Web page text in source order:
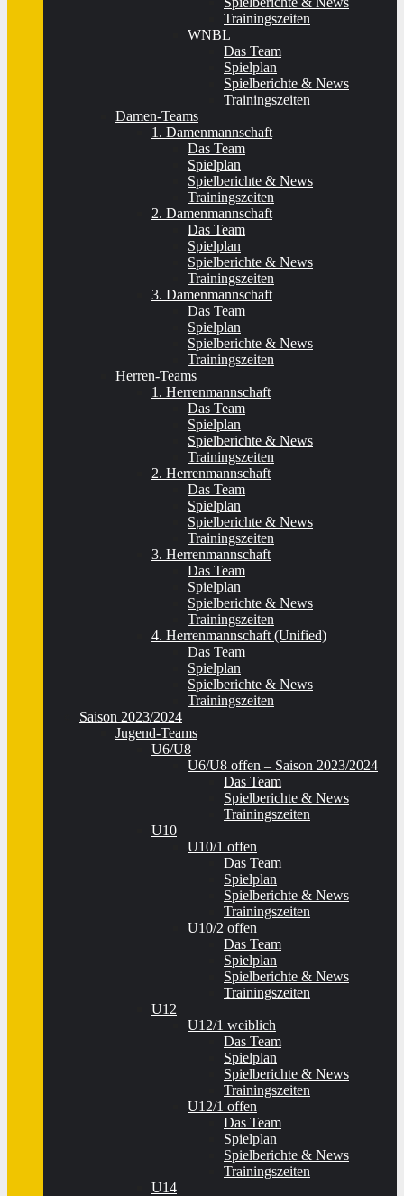
Trainingszeiten
WNBL
Das Team
Spielplan
Spielberichte & News
Trainingszeiten
Damen-Teams
1. Damenmannschaft
Das Team
Spielplan
Spielberichte & News
Trainingszeiten
2. Damenmannschaft
Das Team
Spielplan
Spielberichte & News
Trainingszeiten
3. Damenmannschaft
Das Team
Spielplan
Spielberichte & News
Trainingszeiten
Herren-Teams
1. Herrenmannschaft
Das Team
Spielplan
Spielberichte & News
Trainingszeiten
2. Herrenmannschaft
Das Team
Spielplan
Spielberichte & News
Trainingszeiten
3. Herrenmannschaft
Das Team
Spielplan
Spielberichte & News
Trainingszeiten
4. Herrenmannschaft (Unified)
Das Team
Spielplan
Spielberichte & News
Trainingszeiten
Saison 2023/2024
Jugend-Teams
U6/U8
U6/U8 offen – Saison 2023/2024
Das Team
Spielberichte & News
Trainingszeiten
U10
U10/1 offen
Das Team
Spielplan
Spielberichte & News
Trainingszeiten
U10/2 offen
Das Team
Spielplan
Spielberichte & News
Trainingszeiten
U12
U12/1 weiblich
Das Team
Spielplan
Spielberichte & News
Trainingszeiten
U12/1 offen
Das Team
Spielplan
Spielberichte & News
Trainingszeiten
U14